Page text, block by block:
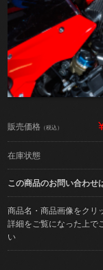
販売価格 （税込）
在庫状態
この商品のお問い合わせ
商品名・商品画像をクリ
詳細をご覧になった上で
い